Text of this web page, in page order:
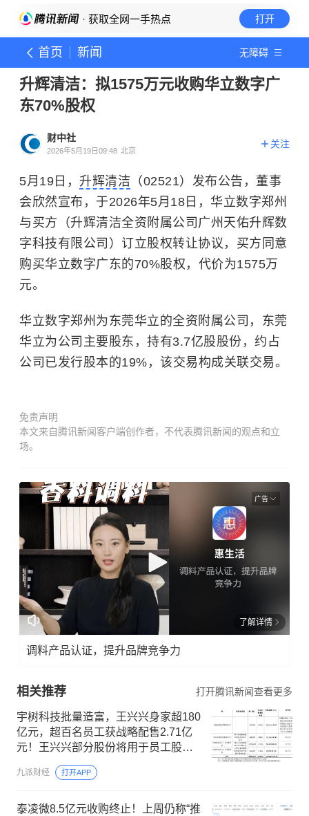
· 获取全网一手热点 打开
首页 新闻 无障碍
升辉清洁：拟1575万元收购华立数字广
东70%股权
财中社
2026年5月19日09:48 北京
关注
5月19日， 升辉清洁 （02521）发布公告，董事
会欣然宣布，于2026年5月18日，华立数字郑州
与买方（升辉清洁全资附属公司广州天佑升辉数
字科技有限公司）订立股权转让协议，买方同意
购买华立数字广东的70%股权，代价为1575万
元。
华立数字郑州为东莞华立的全资附属公司，东莞
华立为公司主要股东，持有3.7亿股股份，约占
公司已发行股本的19%，该交易构成关联交易。
免责声明
本文来自腾讯新闻客户端创作者，不代表腾讯新闻的观点和立
场。
广告
了解详情
调料产品认证，提升品牌竞争力
相关推荐 打开腾讯新闻查看更多
宇树科技批量造富，王兴兴身家超180
亿元，超百名员工获战略配售2.71亿
元！王兴兴部分股份将用于员工股权
九派财经 打开APP
泰凌微8.5亿元收购终止！上周仍称“推